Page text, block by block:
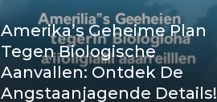
Amerika’s Geheime Plan
Tegen Biologische
Aanvallen: Ontdek De
Angstaanjagende Details!